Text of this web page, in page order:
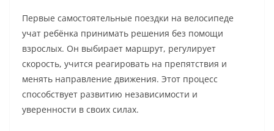
Первые самостоятельные поездки на велосипеде
учат ребёнка принимать решения без помощи
взрослых. Он выбирает маршрут, регулирует
скорость, учится реагировать на препятствия и
менять направление движения. Этот процесс
способствует развитию независимости и
уверенности в своих силах.